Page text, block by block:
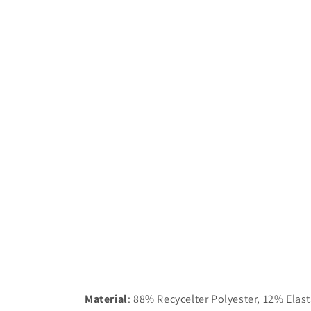
Material: 88% Recycelter Polyester, 12%